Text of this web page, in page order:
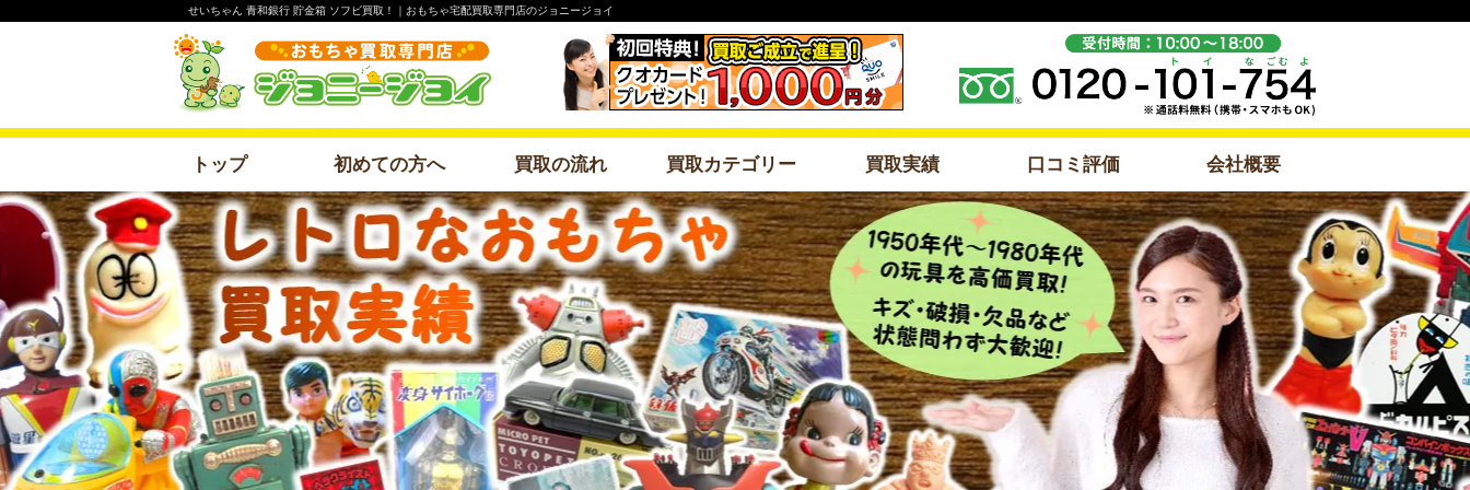
せいちゃん 青和銀行 貯金箱 ソフビ買取！｜おもちゃ宅配買取専門店のジョニージョイ
トップ 初めての方へ 買取の流れ 買取カテゴリー 買取実績 口コミ評価 会社概要